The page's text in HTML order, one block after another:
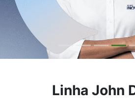
Tratores Agricultura de Precisão
Surface Miners e